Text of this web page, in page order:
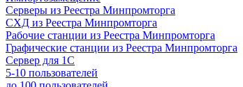
Серверы из Реестра Минпромторга
СХД из Реестра Минпромторга
Рабочие станции из Реестра Минпромторга
Графические станции из Реестра Минпромторга
Сервер для 1С
5-10 пользователей